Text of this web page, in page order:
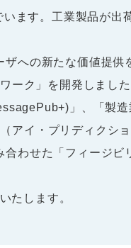
ます。工業製品が出
への新たな価値提供
ーク」を開発しまし
」、「製
アイ・プリディクシ
わせた「フィージビ
たします。